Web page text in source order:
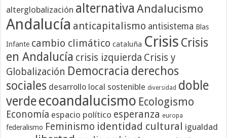
alterglobalización alternativa Andalucismo
Andalucía anticapitalismo antisistema Blas
Infante cambio climático cataluña Crisis Crisis
en Andalucía crisis izquierda Crisis y
Globalización Democracia derechos
sociales desarrollo local sostenible diversidad doble
verdeecoandalucismo Ecologismo
Economía espacio político esperanza europa
federalismo Feminismo identidad cultural igualdad